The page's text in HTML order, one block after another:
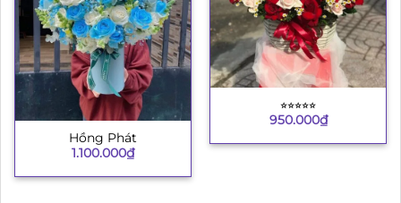
Hồng Phát
1.100.000₫
⭐︎⭐︎⭐︎⭐︎⭐︎
950.000₫